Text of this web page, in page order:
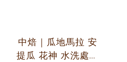
中焙｜瓜地馬拉 安
提瓜 花神 水洗處理